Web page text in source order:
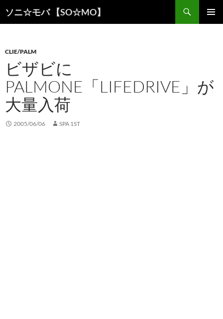
ソニ☆モバ 【SO☆MO】
索
ン
ツ
へ
ス
キ
ッ
プ
CLIE/PALM
ビザビに
PALMONE「LIFEDRIVE」が
大量入荷
2005/06/06 SPA 1ST